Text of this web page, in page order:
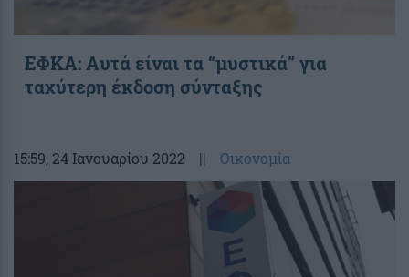
ΕΦΚΑ: Aυτά είναι τα “μυστικά” για
ταχύτερη έκδοση σύνταξης
15:59, 24 Ιανουαρίου 2022 || Οικονομία